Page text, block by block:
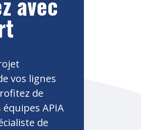
vos lignes
de
APIA
de